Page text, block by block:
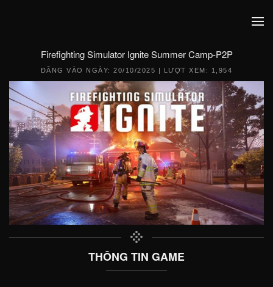
Firefighting Simulator Ignite Summer Camp-P2P
ĐĂNG VÀO NGÀY:20/10/2025 | LƯỢT XEM: 1,954
THÔNG TIN GAME